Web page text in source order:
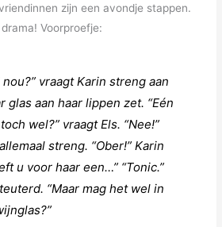
zijn een avondje stappen.
Voorproefje:
nou?” vraagt Karin streng aan
glas aan haar lippen zet. “Eén
wel?” vraagt Els. “Nee!”
streng. “Ober!” Karin
u voor haar een…” “Tonic.”
“Maar mag het wel in